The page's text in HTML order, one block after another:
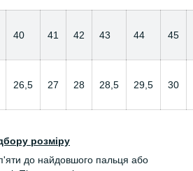
40 41 42 43 44 45
26,5 27 28 28,5 29,5 30
розміру
до найдовшого пальця або